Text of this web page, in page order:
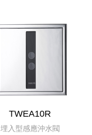
TWEA10R
埋入型感應沖水閥